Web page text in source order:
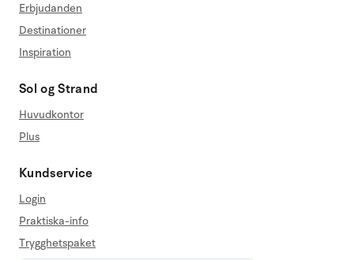
Erbjudanden
Destinationer
Inspiration
Sol og Strand
Huvudkontor
Plus
Kundservice
Login
Praktiska-info
Trygghetspaket